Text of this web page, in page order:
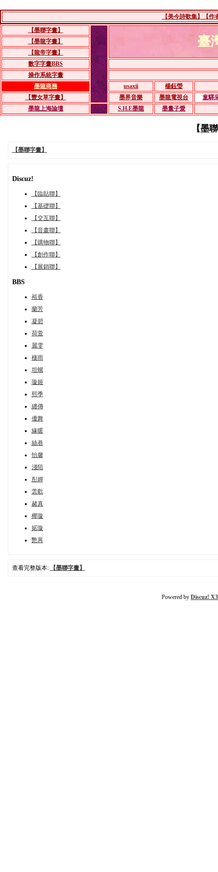
【美今詩歌集】【作
【墨聯字畫】
臺
【墨龍字畫】
【龍帝字畫】
數字字畫BBS
操作系統字畫
墨龍商務
usaxii
楊鈺瑩
【豐女草字畫】
墨界音樂 墨龍電視台
童驛
墨龍上海論壇
S.H.E墨龍 墨量子愛
【墨
【墨聯字畫】
Discuz!
【臨貼聯】
【基礎聯】
【交互聯】
【音畫聯】
【購物聯】
【創作聯】
【展銷聯】
BBS
裕香
蘭芳
凝碧
荷萱
麗雯
棲雨
坦螺
璇姬
熙季
纏傳
優舞
緣暖
絲巷
怡馨
淺陌
彤嬋
蕓歡
赭真
椰璇
婼璇
艷苒
查看完整版本: 【墨聯字畫】
Powered by Discuz!